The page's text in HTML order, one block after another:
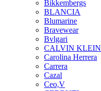
Bikkembergs
BLANCIA
Blumarine
Bravewear
Bvlgari
CALVIN KLEIN
Carolina Herrera
Carrera
Cazal
Ceo,V